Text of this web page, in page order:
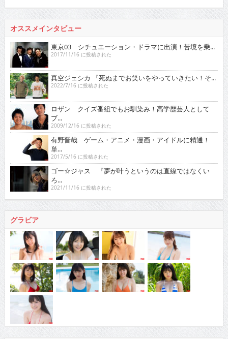
オススメインタビュー
東京03 シチュエーション・ドラマに出演！苦境を乗...
2017/11/16 に投稿された
真空ジェシカ 『死ぬまでお笑いをやっていきたい！そ...
2022/7/16 に投稿された
ロザン クイズ番組でもお馴染み！高学歴芸人として
ブ...
2009/12/16 に投稿された
有野晋哉 ゲーム・アニメ・漫画・アイドルに精通！
単...
2017/5/16 に投稿された
ゴー☆ジャス 『夢が叶うというのは直線ではなくい
ろ...
2021/11/16 に投稿された
グラビア